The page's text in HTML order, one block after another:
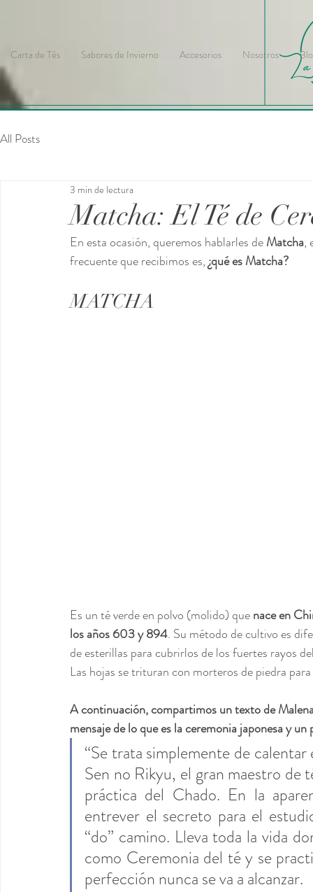
Carta de Tés Sabores de Invierno Accesorios Nosotros
All Posts
Matcha: El Té de
3 min de lectura
En esta ocasión, queremos hablarles de Matcha,
frecuente que recibimos es, ¿qué es Matcha?
MATCHA
Es un té verde en polvo (molido) que nace en
los años 603 y 894. Su método de cultivo es
de esterillas para cubrirlos de los fuertes rayos
Las hojas se trituran con morteros de piedra
A continuación, compartimos un texto de
mensaje de lo que es la ceremonia japonesa y
“Se trata simplemente de
Sen no Rikyu, el gran maestro de
práctica del Chado. En la
entrever el secreto para el
“do” camino. Lleva toda la vida
como Ceremonia del té y se
perfección nunca se va a alcanzar.